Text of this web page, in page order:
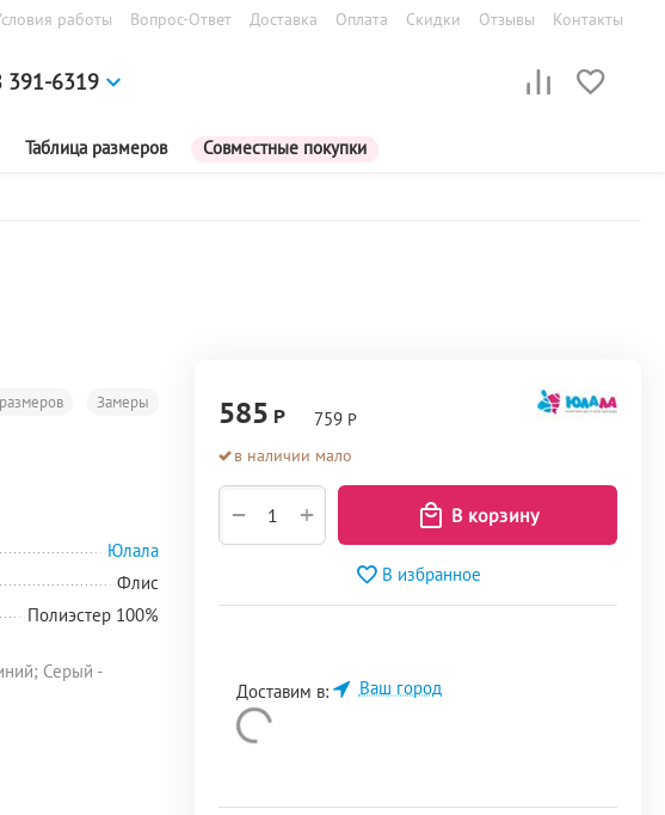
работы Вопрос-Ответ Доставка Оплата Скидки Отзывы Контакты
391-6319
Таблица размеров Совместные покупки
Замеры
Юлала
Флис
Полиэстер 100%
Серый -
585 Р 759 Р
в наличии мало
+
−
В избранное
Доставим в: Ваш город